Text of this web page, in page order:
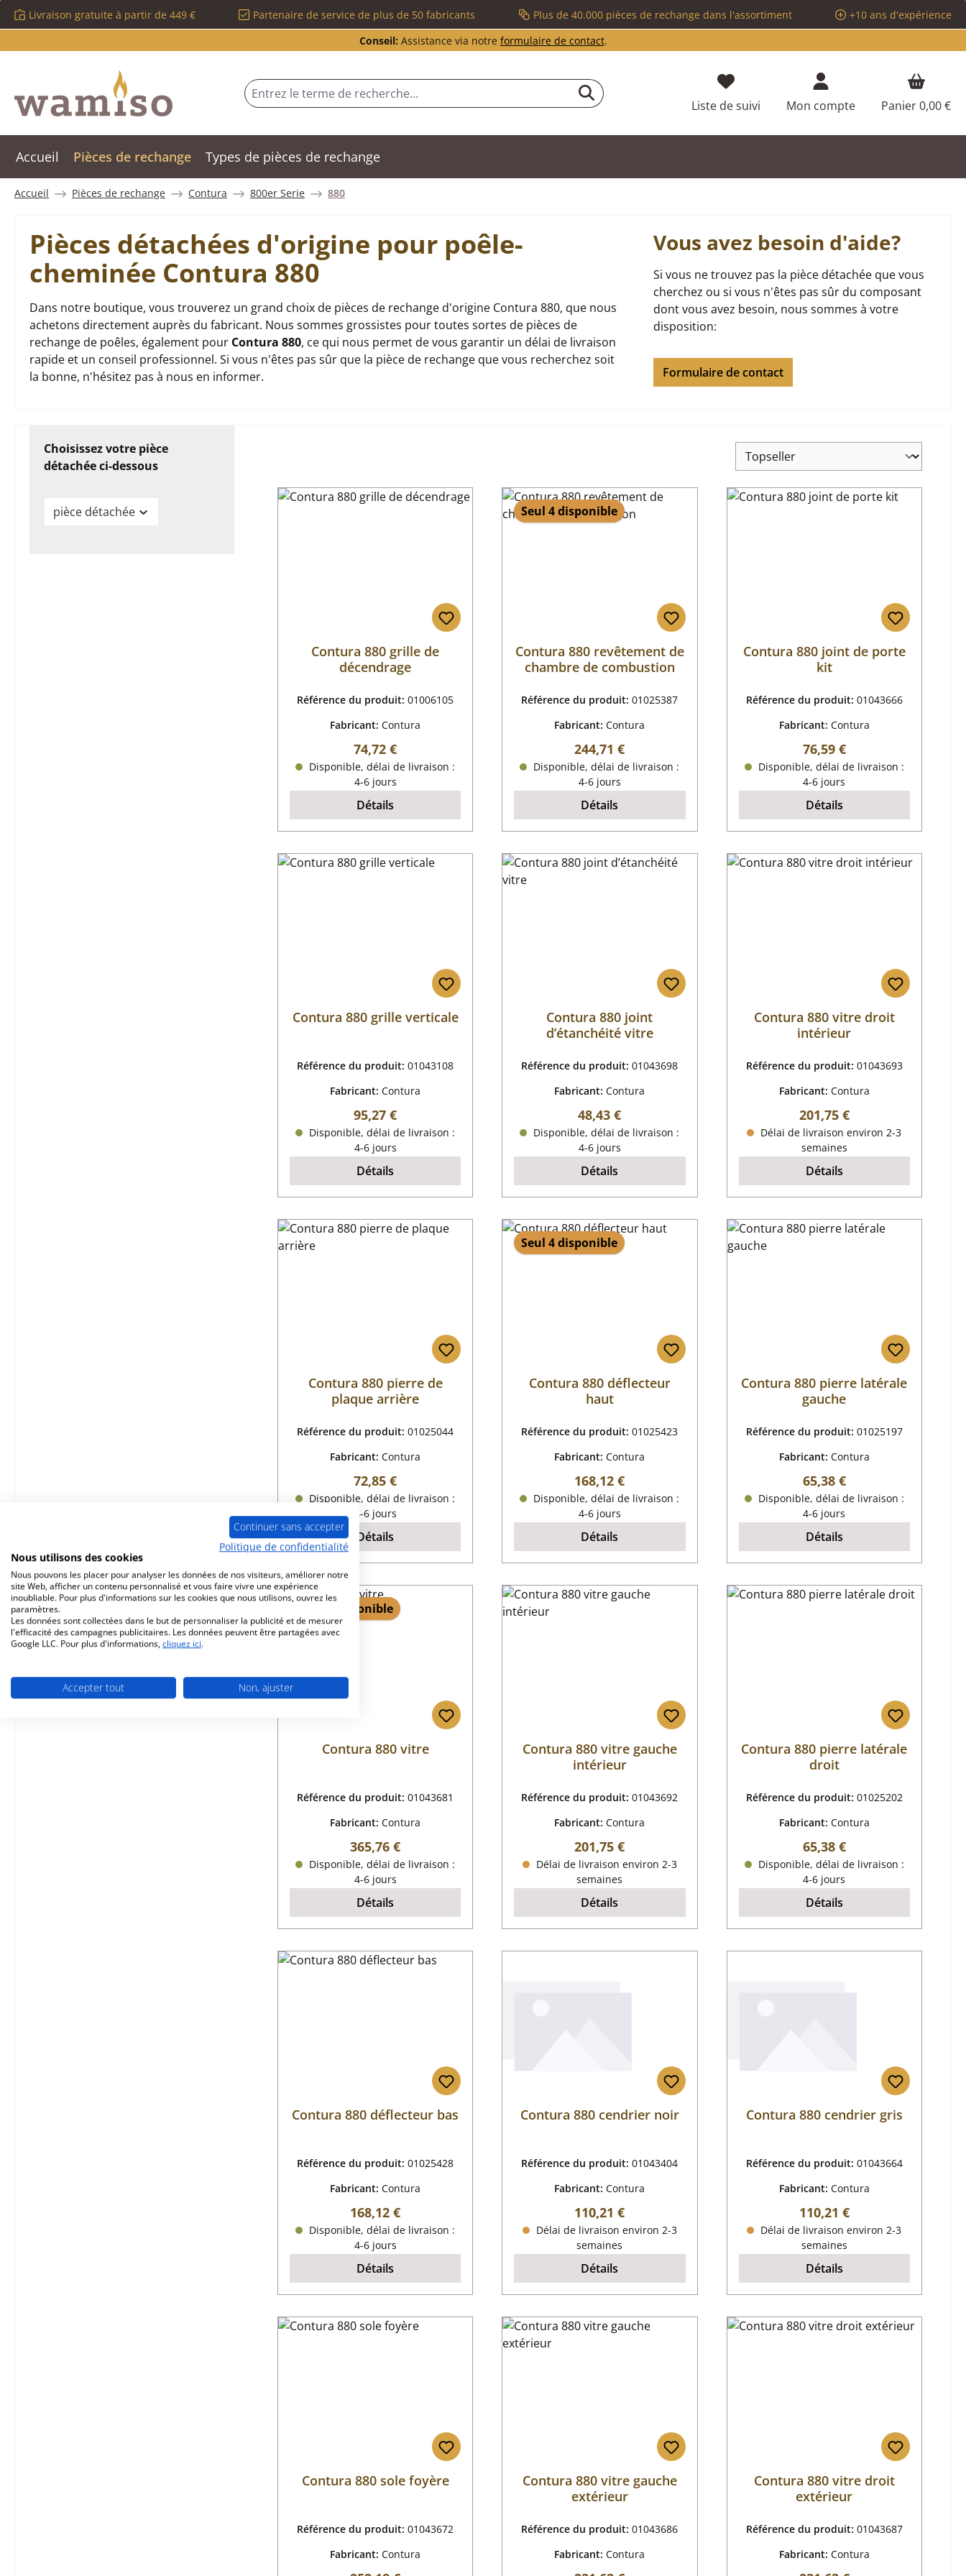
au contenu principal
Passer à la recherche
Passer à la navigation principale
Livraison gratuite à partir de 449 € Partenaire de service de plus de 50 fabricants Plus de 40.000 pièces de rechange dans l'assortiment
+10 ans d'expérience
Conseil: Assistance via notre formulaire de contact.
Liste de suivi Vous avez 0 articles dans votre liste
Mon compte Panier0,00 €
Accueil Pièces de rechange Types de pièces de rechange
Accueil Pièces de rechange Contura 800er Serie 880
Pièces détachées d'origine pour poêle-
cheminée Contura 880
Dans notre boutique, vous trouverez un grand choix de pièces de rechange d'origine Contura 880, que nous
achetons directement auprès du fabricant. Nous sommes grossistes pour toutes sortes de pièces de
rechange de poêles, également pour Contura 880, ce qui nous permet de vous garantir un délai de livraison
rapide et un conseil professionnel. Si vous n'êtes pas sûr que la pièce de rechange que vous recherchez soit
la bonne, n'hésitez pas à nous en informer.
Vous avez besoin d'aide?
Si vous ne trouvez pas la pièce détachée que vous
cherchez ou si vous n'êtes pas sûr du composant
dont vous avez besoin, nous sommes à votre
disposition:
Formulaire de contact
Choisissez votre pièce
détachée ci-dessous
pièce détachée
Contura 880 grille de
décendrage
Référence du produit:01006105
Fabricant:Contura
Prix régulier :
74,72 €
Disponible, délai de livraison :
4-6 jours
Détails
Seul 4 disponible
Contura 880 revêtement de
chambre de combustion
Référence du produit:01025387
Fabricant:Contura
Prix régulier :
244,71 €
Disponible, délai de livraison :
4-6 jours
Détails
Contura 880 joint de porte
kit
Référence du produit: 01043666
Fabricant: Contura
Prix régulier :
76,59 €
Disponible, délai de livraison :
4-6 jours
Détails
Contura 880 grille verticale
Référence du produit:01043108
Fabricant:Contura
Prix régulier :
95,27 €
Disponible, délai de livraison :
4-6 jours
Détails
Contura 880 joint
d’étanchéité vitre
Référence du produit:01043698
Fabricant:Contura
Prix régulier :
48,43 €
Disponible, délai de livraison :
4-6 jours
Détails
Contura 880 vitre droit
intérieur
Référence du produit: 01043693
Fabricant: Contura
Prix régulier :
201,75 €
Délai de livraison environ 2-3
semaines
Détails
Contura 880 pierre de
plaque arrière
Référence du produit:01025044
Fabricant:Contura
Prix régulier :
72,85 €
Disponible, délai de livraison :
4-6 jours
Détails
Seul 4 disponible
Contura 880 déflecteur
haut
Référence du produit:01025423
Fabricant:Contura
Prix régulier :
168,12 €
Disponible, délai de livraison :
4-6 jours
Détails
Contura 880 pierre latérale
gauche
Référence du produit: 01025197
Fabricant: Contura
Prix régulier :
65,38 €
Disponible, délai de livraison :
4-6 jours
Détails
Seul 1 disponible
Contura 880 vitre
Référence du produit:01043681
Fabricant:Contura
Prix régulier :
365,76 €
Disponible, délai de livraison :
4-6 jours
Détails
Contura 880 vitre gauche
intérieur
Référence du produit:01043692
Fabricant:Contura
Prix régulier :
201,75 €
Délai de livraison environ 2-3
semaines
Détails
Contura 880 pierre latérale
droit
Référence du produit: 01025202
Fabricant: Contura
Prix régulier :
65,38 €
Disponible, délai de livraison :
4-6 jours
Détails
Contura 880 déflecteur bas
Référence du produit:01025428
Fabricant:Contura
Prix régulier :
168,12 €
Disponible, délai de livraison :
4-6 jours
Détails
Contura 880 cendrier noir
Référence du produit:01043404
Fabricant:Contura
Prix régulier :
110,21 €
Délai de livraison environ 2-3
semaines
Détails
Contura 880 cendrier gris
Référence du produit: 01043664
Fabricant: Contura
Prix régulier :
110,21 €
Délai de livraison environ 2-3
semaines
Détails
Contura 880 sole foyère
Référence du produit:01043672
Fabricant:Contura
Contura 880 vitre gauche
extérieur
Référence du produit:01043686
Fabricant:Contura
Contura 880 vitre droit
extérieur
Référence du produit: 01043687
Fabricant: Contura
Continuer sans accepter
Politique de confidentialité
Nous utilisons des cookies
Nous pouvons les placer pour analyser les données de nos visiteurs, améliorer notre
site Web, afficher un contenu personnalisé et vous faire vivre une expérience
inoubliable. Pour plus d'informations sur les cookies que nous utilisons, ouvrez les
paramètres.
Les données sont collectées dans le but de personnaliser la publicité et de mesurer
l'efficacité des campagnes publicitaires. Les données peuvent être partagées avec
Google LLC. Pour plus d'informations, cliquez ici.
Accepter tout Non, ajuster